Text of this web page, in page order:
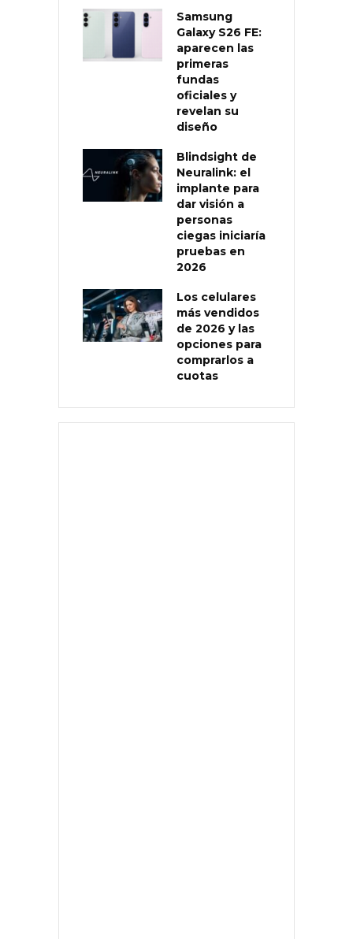
Samsung
Galaxy S26 FE:
aparecen las
primeras
fundas
oficiales y
revelan su
diseño
Blindsight de
Neuralink: el
implante para
dar visión a
personas
ciegas iniciaría
pruebas en
2026
Los celulares
más vendidos
de 2026 y las
opciones para
comprarlos a
cuotas